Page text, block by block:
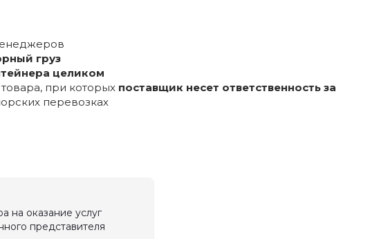
груз
целиком
при которых поставщик несет ответственность за
перевозках
на оказание услуг
представителя